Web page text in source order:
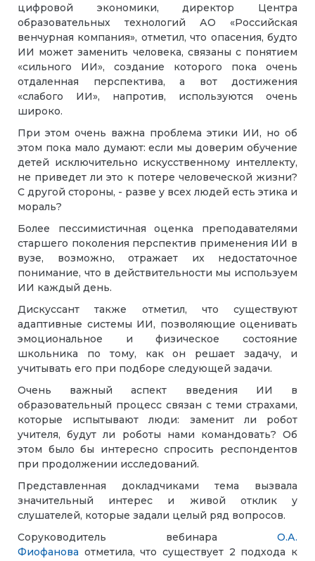
цифровой экономики, директор Центра
образовательных технологий АО «Российская
венчурная компания», отметил, что опасения, будто
ИИ может заменить человека, связаны с понятием
«сильного ИИ», создание которого пока очень
отдаленная перспектива, а вот достижения
«слабого ИИ», напротив, используются очень
широко.
При этом очень важна проблема этики ИИ, но об
этом пока мало думают: если мы доверим обучение
детей исключительно искусственному интеллекту,
не приведет ли это к потере человеческой жизни?
С другой стороны, - разве у всех людей есть этика и
мораль?
Более пессимистичная оценка преподавателями
старшего поколения перспектив применения ИИ в
вузе, возможно, отражает их недостаточное
понимание, что в действительности мы используем
ИИ каждый день.
Дискуссант также отметил, что существуют
адаптивные системы ИИ, позволяющие оценивать
эмоциональное и физическое состояние
школьника по тому, как он решает задачу, и
учитывать его при подборе следующей задачи.
Очень важный аспект введения ИИ в
образовательный процесс связан с теми страхами,
которые испытывают люди: заменит ли робот
учителя, будут ли роботы нами командовать? Об
этом было бы интересно спросить респондентов
при продолжении исследований.
Представленная докладчиками тема вызвала
значительный интерес и живой отклик у
слушателей, которые задали целый ряд вопросов.
Соруководитель вебинара О.А.
Фиофанова отметила, что существует 2 подхода к